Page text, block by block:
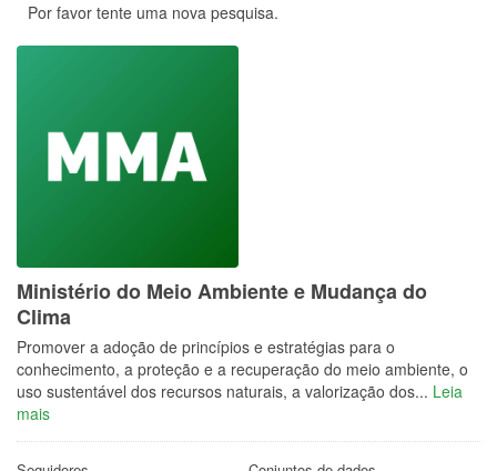
Por favor tente uma nova pesquisa.
Ministério do Meio Ambiente e Mudança do
Clima
Promover a adoção de princípios e estratégias para o
conhecimento, a proteção e a recuperação do meio ambiente, o
uso sustentável dos recursos naturais, a valorização dos... Leia
mais